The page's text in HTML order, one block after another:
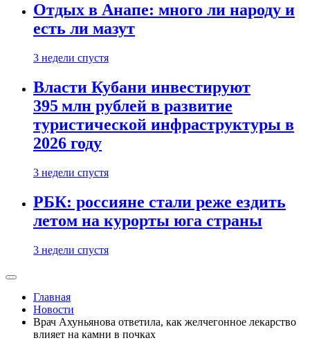
Отдых в Анапе: много ли народу и
есть ли мазут
3 недели спустя
Власти Кубани инвестируют
395 млн рублей в развитие
туристической инфраструктуры в
2026 году
3 недели спустя
РБК: россияне стали реже ездить
летом на курорты юга страны
3 недели спустя
Главная
Новости
Врач Ахуньянова ответила, как желчегонное лекарство
влияет на камни в почках